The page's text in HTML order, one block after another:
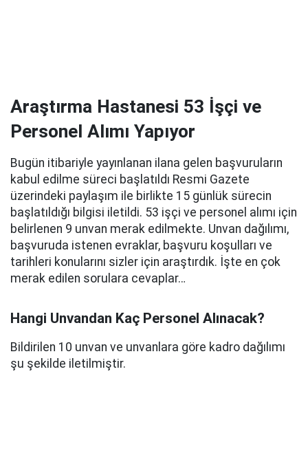
Araştırma Hastanesi 53 İşçi ve
Personel Alımı Yapıyor
Bugün itibariyle yayınlanan ilana gelen başvuruların
kabul edilme süreci başlatıldı Resmi Gazete
üzerindeki paylaşım ile birlikte 15 günlük sürecin
başlatıldığı bilgisi iletildi. 53 işçi ve personel alımı için
belirlenen 9 unvan merak edilmekte. Unvan dağılımı,
başvuruda istenen evraklar, başvuru koşulları ve
tarihleri konularını sizler için araştırdık. İşte en çok
merak edilen sorulara cevaplar…
Hangi Unvandan Kaç Personel Alınacak?
Bildirilen 10 unvan ve unvanlara göre kadro dağılımı
şu şekilde iletilmiştir.